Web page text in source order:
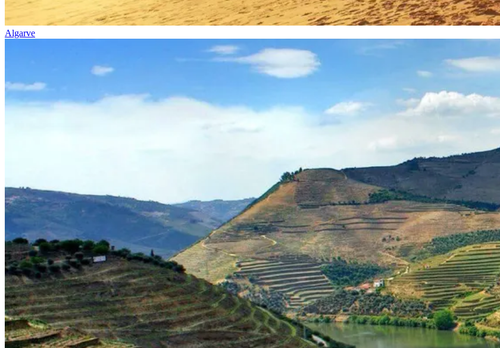
a partir de 4399,00 €
Santiago de Compostela - Caminho Francês de Bicicleta
16 Dias |4/5
Algarve